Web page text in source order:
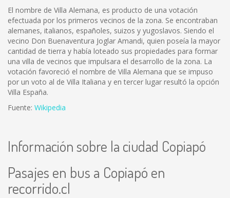
El nombre de Villa Alemana, es producto de una votación
efectuada por los primeros vecinos de la zona. Se encontraban
alemanes, italianos, españoles, suizos y yugoslavos. Siendo el
vecino Don Buenaventura Joglar Amandi, quien poseía la mayor
cantidad de tierra y había loteado sus propiedades para formar
una villa de vecinos que impulsara el desarrollo de la zona. La
votación favoreció el nombre de Villa Alemana que se impuso
por un voto al de Villa Italiana y en tercer lugar resultó la opción
Villa España.
Fuente: Wikipedia
Información sobre la ciudad Copiapó
Pasajes en bus a Copiapó en
recorrido.cl